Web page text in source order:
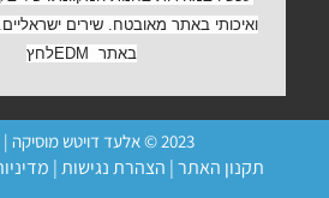
ואיכותי באתר מאובטח. שירים
באתר EDMלחץ
2023 © אלעד דויטש מוסיקה | האתר פועל ברשיון
תקנון האתר| הצהרת נגישות|